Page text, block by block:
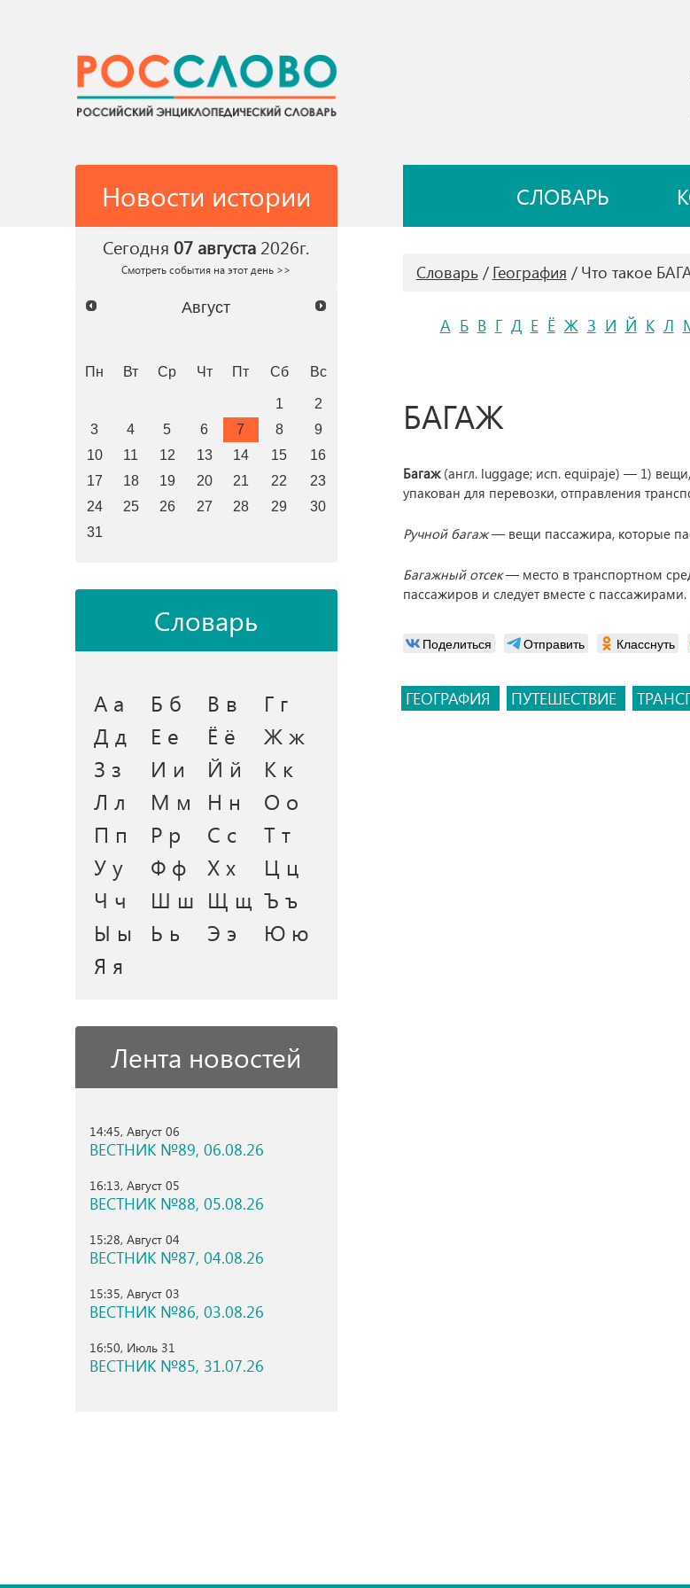
Новости истории СЛОВАРЬ
Сегодня 07 августа 2026г.
Смотреть события на этот день >>
Август
Пн Вт Ср Чт Пт Сб Вс
1
2
3
4 5 6 7 8
9
10
11 12 13 14 15
16
17
18 19 20 21 22
23
24
25 26 27 28 29
30
31
Словарь
А а Б б В в
Г г
Д д
Е е Ё ё
Ж ж
З з
И и Й й
К к
Л л
М м Н н
О о
П п
Р р С с
Т т
У у
Ф ф Х х
Ц ц
Ч ч
Ш ш Щ щ Ъ ъ
Ы ы
Ь ь Э э
Ю ю
Я я
Лента новостей
14:45, Август 06
ВЕСТНИК №89, 06.08.26
16:13, Август 05
ВЕСТНИК №88, 05.08.26
15:28, Август 04
ВЕСТНИК №87, 04.08.26
15:35, Август 03
ВЕСТНИК №86, 03.08.26
16:50, Июль 31
ВЕСТНИК №85, 31.07.26
Словарь География Что такое
А Б В Г Д Е Ё Ж З И Й К Л
БАГАЖ
Багаж(англ. luggage; исп. equipaje) — 1)
упакован для перевозки, отправления
Ручной багаж— вещи пассажира, которые
Багажный отсек— место в транспортном
пассажиров и следует вместе с пассажирами.
Поделиться Отправить Класснуть
ГЕОГРАФИЯ ПУТЕШЕСТВИЕ